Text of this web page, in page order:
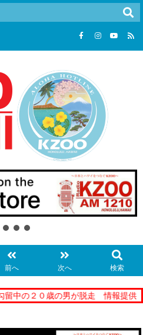
前へ 次へ 検索
２０歳の男が脱走 情報提供 【